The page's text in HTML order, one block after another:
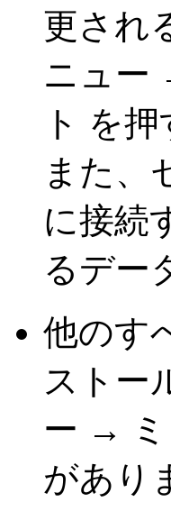
更され
ニュー
ト を
また、
に接続
るデー
他のす
ストー
ー → ミ
があり